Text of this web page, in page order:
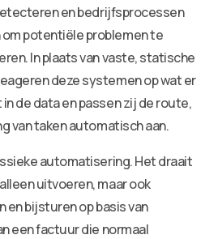
en bedrijfsprocessen
potentiële problemen te
In plaats van vaste, statische
deze systemen op wat er
de data en passen zij de route,
van taken automatisch aan.
automatisering. Het draait
uitvoeren, maar ook
bijsturen op basis van
een factuur die normaal